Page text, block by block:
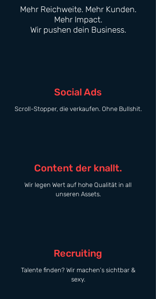
Mehr Reichweite. Mehr Kunden.
Mehr Impact.
Wir pushen dein Business.
Social Ads
Scroll-Stopper, die verkaufen. Ohne Bullshit.
Content der knallt.
Wir legen Wert auf hohe Qualität in all
unseren Assets.
Recruiting
Talente finden? Wir machen’s sichtbar &
sexy.